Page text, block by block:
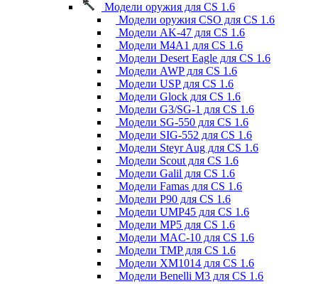
Модели оружия для CS 1.6
Модели оружия CSO для CS 1.6
Модели AK-47 для CS 1.6
Модели M4A1 для CS 1.6
Модели Desert Eagle для CS 1.6
Модели AWP для CS 1.6
Модели USP для CS 1.6
Модели Glock для CS 1.6
Модели G3/SG-1 для CS 1.6
Модели SG-550 для CS 1.6
Модели SIG-552 для CS 1.6
Модели Steyr Aug для CS 1.6
Модели Scout для CS 1.6
Модели Galil для CS 1.6
Модели Famas для CS 1.6
Модели P90 для CS 1.6
Модели UMP45 для CS 1.6
Модели MP5 для CS 1.6
Модели MAC-10 для CS 1.6
Модели TMP для CS 1.6
Модели XM1014 для CS 1.6
Модели Benelli M3 для CS 1.6